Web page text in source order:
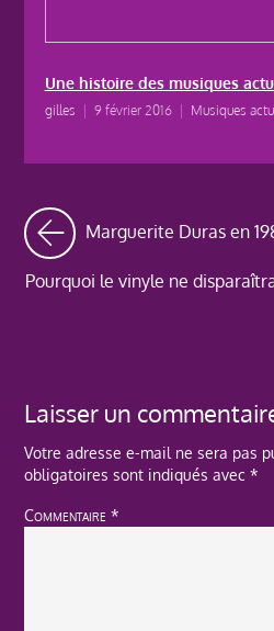
Une histoire des musiques
gilles | 9 février 2016 | Musiques
Marguerite Duras en
Pourquoi le vinyle ne
Laisser un
Votre adresse e-mail ne sera pas
obligatoires sont indiqués avec*
Commentaire*